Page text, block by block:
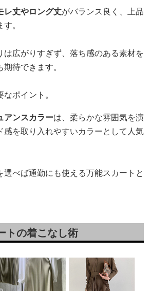
レ丈やロング丈がバランス良く、上品
。
は広がりすぎず、落ち感のある素材を
待できます。
ポイント。
アンスカラーは、柔らかな雰囲気を演
感を取り入れやすいカラーとして人気
べば通勤にも使える万能スカートと
トの着こなし術